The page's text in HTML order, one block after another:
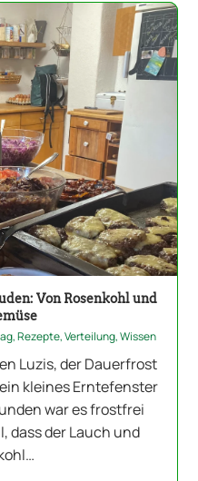
Von Rosenkohl und
,Rezepte,Verteilung,Wissen
Luzis, der Dauerfrost
kleines Erntefenster
war es frostfrei
dass der Lauch und